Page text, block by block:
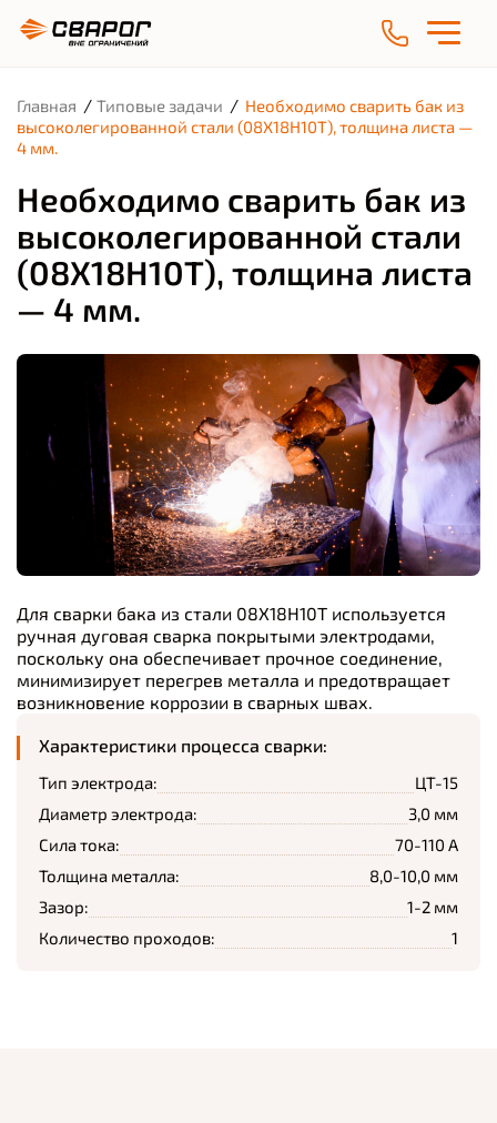
Главная / Типовые задачи / Необходимо сварить бак из
высоколегированной стали (08Х18Н10Т), толщина листа —
4 мм.
Необходимо сварить бак из
высоколегированной стали
(08Х18Н10Т), толщина листа
— 4 мм.
Для сварки бака из стали 08Х18Н10Т используется
ручная дуговая сварка покрытыми электродами,
поскольку она обеспечивает прочное соединение,
минимизирует перегрев металла и предотвращает
возникновение коррозии в сварных швах.
Характеристики процесса сварки:
Тип электрода:
ЦТ-15
Диаметр электрода:
3,0 мм
Сила тока:
70-110 А
Толщина металла:
8,0-10,0 мм
Зазор:
1-2 мм
Количество проходов:
1